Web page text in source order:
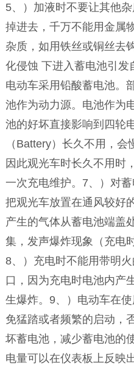
5、）加液时不要让其他
掉进去，千万不能用金属
杂质，如用铁丝或铜丝去
化侵蚀 下进入蓄电池引发
电动车采用铅酸蓄电池。
池作为动力源。电池作为
池的好坏直接影响到四轮
（Battery）长久不用，会
因此观光车时长久不用时
一次充电维护。7、）对
把观光车放置在通风较好
产生的气体从蓄电池端盖
集，发声爆炸现象（充电
8、）充电时不能用带明
口，因为充电时电池内产
生爆炸。9、）电动车在
免猛踏或者频繁的启动，
坏蓄电池，减少蓄电池的
电量可以在仪表板上反映